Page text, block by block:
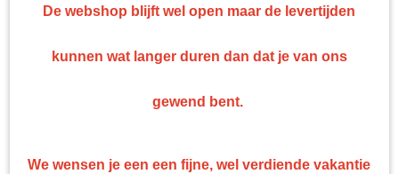
De webshop blijft wel open maar de levertijden
kunnen wat langer duren dan dat je van ons
gewend bent.
We wensen je een een fijne, wel verdiende vakantie